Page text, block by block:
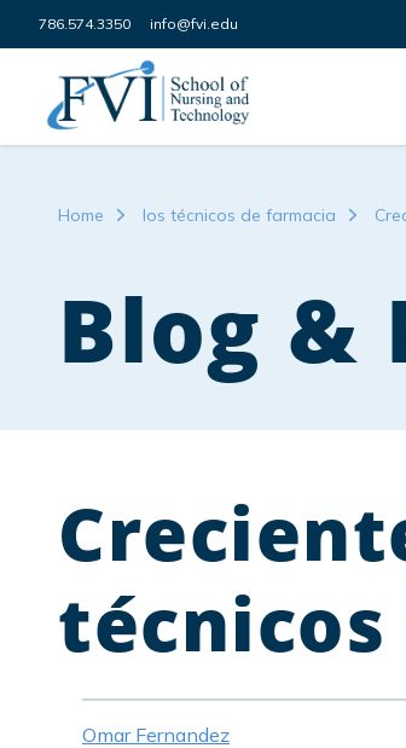
Skip to content
786.574.3350 info@fvi.edu
FVI School of Nursing
Home los técnicos de farmacia
Blog &
Omar Fernandez